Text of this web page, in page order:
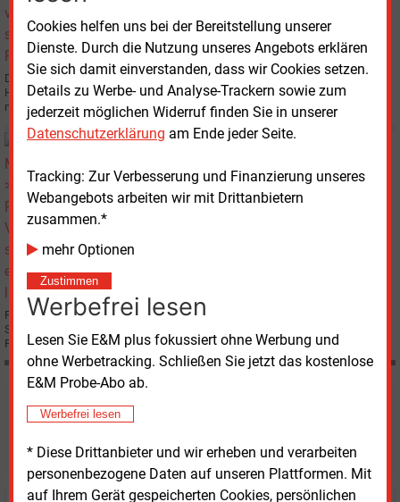
Cookies helfen uns bei der Bereitstellung unserer
Dienste. Durch die Nutzung unseres Angebots erklären
Sie sich damit einverstanden, dass wir Cookies setzen.
Details zu Werbe- und Analyse-Trackern sowie zum
jederzeit möglichen Widerruf finden Sie in unserer
Datenschutzerklärung am Ende jeder Seite.
Tracking: Zur Verbesserung und Finanzierung unseres
Webangebots arbeiten wir mit Drittanbietern
zusammen.*
mehr Optionen
Zustimmen
Werbefrei lesen
Lesen Sie E&M plus fokussiert ohne Werbung und
ohne Werbetracking. Schließen Sie jetzt das kostenlose
E&M Probe-Abo ab.
Werbefrei lesen
* Diese Drittanbieter und wir erheben und verarbeiten
personenbezogene Daten auf unseren Plattformen. Mit
auf Ihrem Gerät gespeicherten Cookies, persönlichen
Die indische Suzlon-Gruppe ist ihrem Ziel, den deutschen Windturbinen-
Hersteller REpower Systems AG vollständig zu übernehmen, ein gutes Stück
näher genommen.
Vahrenholt soll RWE ergrünen lassen
Fritz Vahrenholt, der bisherige Chef des Windturbinenherstellers REpower
Systems AG, wird ab 1. Februar 2008 die RWE Innogy leiten, die neue
Führungsgesellschaft für erneuerbare Energien im Essener Energiekonzern.
Möchten Sie diese und
weitere Nachrichten lesen?